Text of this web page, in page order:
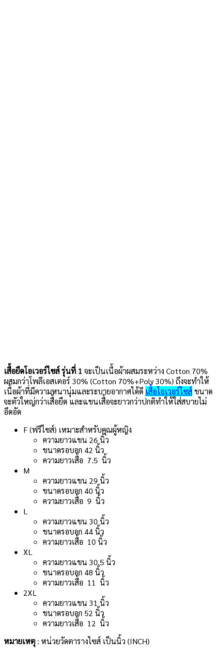
เสื้อยืดโอเวอร์ไซส์ รุ่นที่ 1 จะเป็นเนื้อผ้าผสมระหว่าง Cotton 70%
ผสมกว่าโพลีเอสเตอร์ 30% (Cotton 70%+Poly 30%) ถึงจะทำให้
เนื้อผ้าที่มีความหนานุ่มและระบายอากาศได้ดี เสื้อโอเวอร์ไซส์ขนาด
จะตัวใหญ่กว่าเสื้อยืด และแขนเสื้อจะยาวกว่าปกติทำให้ใส่สบายไม่
อึดอัด
F (ฟรีไซส์) เหมาะสำหรับคุณผู้หญิง
ความยาวแขน 26 นิ้ว
ขนาดรอบอก 42 นิ้ว
ความยาวเสื้อ 7.5 นิ้ว
M
ความยาวแขน 29 นิ้ว
ขนาดรอบอก 40 นิ้ว
ความยาวเสื้อ 9 นิ้ว
L
ความยาวแขน 30 นิ้ว
ขนาดรอบอก 44 นิ้ว
ความยาวเสื้อ 10 นิ้ว
XL
ความยาวแขน 30.5 นิ้ว
ขนาดรอบอก 48 นิ้ว
ความยาวเสื้อ 11 นิ้ว
2XL
ความยาวแขน 31 นิ้ว
ขนาดรอบอก 52 นิ้ว
ความยาวเสื้อ 12 นิ้ว
หมายเหตุ : หน่วยวัดตารางไซส์ เป็นนิ้ว (INCH)